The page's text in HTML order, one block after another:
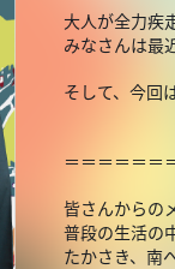
大人が全力疾
みなさんは最
そして、今回
＝＝＝＝＝＝
皆さんからの
普段の生活の
たかさき、南